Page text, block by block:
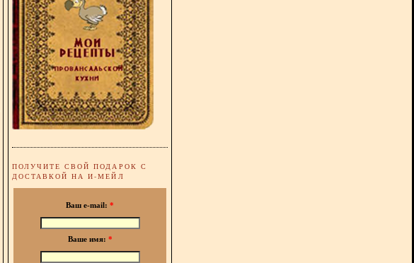
ПОЛУЧИТЕ СВОЙ ПОДАРОК С
ДОСТАВКОЙ НА И-МЕЙЛ
Ваш e-mail: *
Ваше имя: *